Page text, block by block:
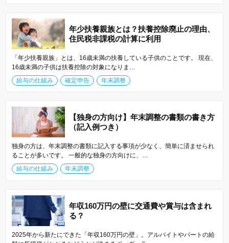
年少扶養親族とは？扶養控除廃止の理由、
住民税非課税の計算に利用
「年少扶養親族」とは、16歳未満の扶養している子供のことです。 現在、
16歳未満の子供は扶養控除の対象になりま…
給与の仕組み
確定申告 年末調整
【独身の方向け】年末調整の書類の書き方
（記入例つき）
独身の方は、年末調整の書類に記入する事項が少なく、簡単に済ませられ
ることが多いです。 一般的な独身の方向けに、…
給与の仕組み
年末調整
年収160万円の壁に交通費や賞与は含まれ
る？
2025年から新たにできた「年収160万円の壁」。アルバイトやパートの給